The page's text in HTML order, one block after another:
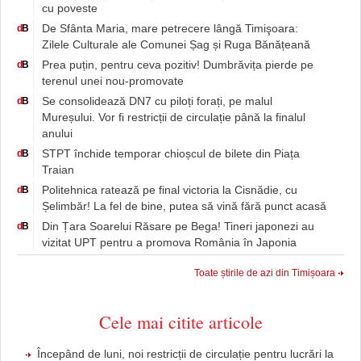
cu poveste
dB
De Sfânta Maria, mare petrecere lângă Timişoara:
Zilele Culturale ale Comunei Șag și Ruga Bănățeană
dB
Prea puțin, pentru ceva pozitiv! Dumbrăvița pierde pe
terenul unei nou-promovate
dB
Se consolidează DN7 cu piloți forați, pe malul
Mureșului. Vor fi restricții de circulație până la finalul
anului
dB
STPT închide temporar chioșcul de bilete din Piața
Traian
dB
Politehnica ratează pe final victoria la Cisnădie, cu
Șelimbăr! La fel de bine, putea să vină fără punct acasă
dB
Din Țara Soarelui Răsare pe Bega! Tineri japonezi au
vizitat UPT pentru a promova România în Japonia
Toate știrile de azi din Timișoara
Cele mai citite articole
Începând de luni, noi restricții de circulație pentru lucrări la